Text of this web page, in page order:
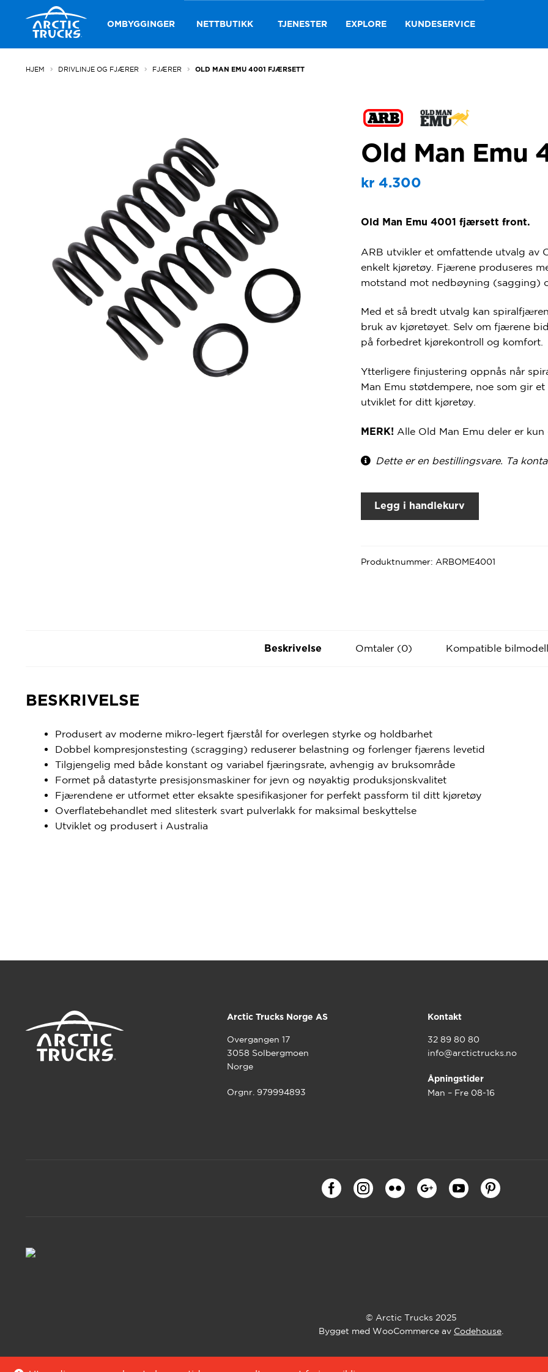
Hopp
til
navigasjon
Hopp
til
innhold
OMBYGGINGER NETTBUTIKK TJENESTER EXPLORE KUNDESERVICE
HJEM DRIVLINJE OG FJÆRER FJÆRER OLD MAN EMU 4001 FJÆRSETT
Old Man Emu
kr4.300
Old Man Emu 4001 fjærsett front.
ARB utvikler et omfattende utvalg av
enkelt kjøretøy. Fjærene produseres
motstand mot nedbøyning (sagging)
Med et så bredt utvalg kan
brukav kjøretøyet. Selv om fjærene
på forbedret kjørekontroll og komfort.
Ytterligere finjustering oppnås når
Man Emu støtdempere, noe som gir et
utviklet for ditt kjøretøy.
MERK! Alle Old Man Emu deler er
Dette er en bestillingsvare. Ta
Legg i handlekurv
Produktnummer: ARBOME4001
Beskrivelse Omtaler (0) Kompatible
BESKRIVELSE
Produsert av moderne mikro-legert fjærstål for overlegen styrke og holdbarhet
Dobbel kompresjonstesting (scragging) reduserer belastning og forlenger fjærens levetid
Tilgjengelig med både konstant og variabel fjæringsrate, avhengig av bruksområde
Formet på datastyrte presisjonsmaskiner for jevn og nøyaktig produksjonskvalitet
Fjærendene er utformet etter eksakte spesifikasjoner for perfekt passform til ditt kjøretøy
Overflatebehandlet med slitesterk svart pulverlakk for maksimal beskyttelse
Utviklet og produsert i Australia
Arctic Trucks Norge AS
Overgangen 17
3058 Solbergmoen
Norge
Orgnr. 979994893
Kontakt
32 89 80 80
info@arctictrucks.no
Åpningstider
Man – Fre 08-16
© Arctic Trucks 2025
Bygget med WooCommerce av Codehouse